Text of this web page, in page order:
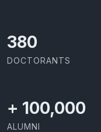
414
DOCTORANTS
+ 100,000
ALUMNI